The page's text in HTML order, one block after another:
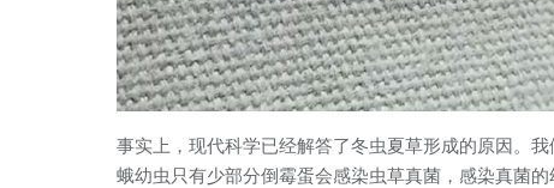
事实上，现代科学已经解答了冬虫夏草形成的原因。
蛾幼虫只有少部分倒霉蛋会感染虫草真菌，感染真菌